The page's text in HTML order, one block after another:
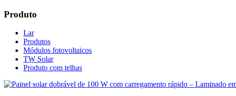
Produto
Lar
Produtos
Módulos fotovoltaicos
TW Solar
Produto com telhas